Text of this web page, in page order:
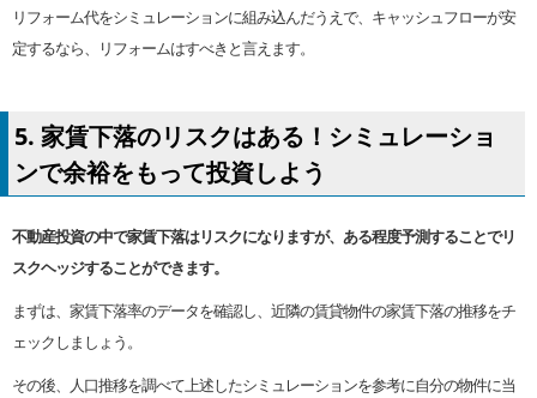
リフォーム代をシミュレーションに組み込んだうえで、キャッシュフローが安
定するなら、リフォームはすべきと言えます。
5. 家賃下落のリスクはある！シミュレーショ
ンで余裕をもって投資しよう
不動産投資の中で家賃下落はリスクになりますが、ある程度予測することでリ
スクヘッジすることができます。
まずは、家賃下落率のデータを確認し、近隣の賃貸物件の家賃下落の推移をチ
ェックしましょう。
その後、人口推移を調べて上述したシミュレーションを参考に自分の物件に当